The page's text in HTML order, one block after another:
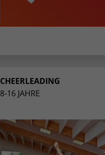
CHEERLEADING
8-16 JAHRE